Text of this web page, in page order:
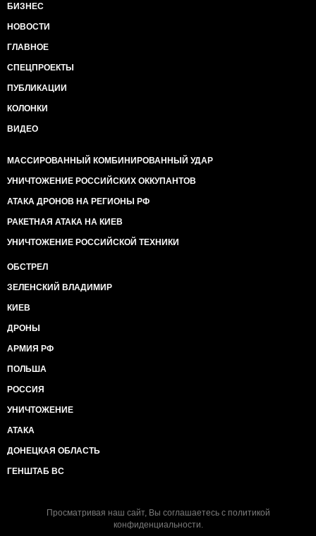
БИЗНЕС
НОВОСТИ
ГЛАВНОЕ
СПЕЦПРОЕКТЫ
ПУБЛИКАЦИИ
КОЛОНКИ
ВИДЕО
МАССИРОВАННЫЙ КОМБИНИРОВАННЫЙ УДАР
УНИЧТОЖЕНИЕ РОССИЙСКИХ ОККУПАНТОВ
АТАКА ДРОНОВ НА РЕГИОНЫ РФ
РАКЕТНАЯ АТАКА НА КИЕВ
УНИЧТОЖЕНИЕ РОССИЙСКОЙ ТЕХНИКИ
ОБСТРЕЛ
ЗЕЛЕНСКИЙ ВЛАДИМИР
КИЕВ
ДРОНЫ
АРМИЯ РФ
ПОЛЬША
РОССИЯ
УНИЧТОЖЕНИЕ
АТАКА
ДОНЕЦКАЯ ОБЛАСТЬ
ГЕНШТАБ ВС
Просматривая наш сайт, Вы соглашаетесь с политикой
конфиденциальности.